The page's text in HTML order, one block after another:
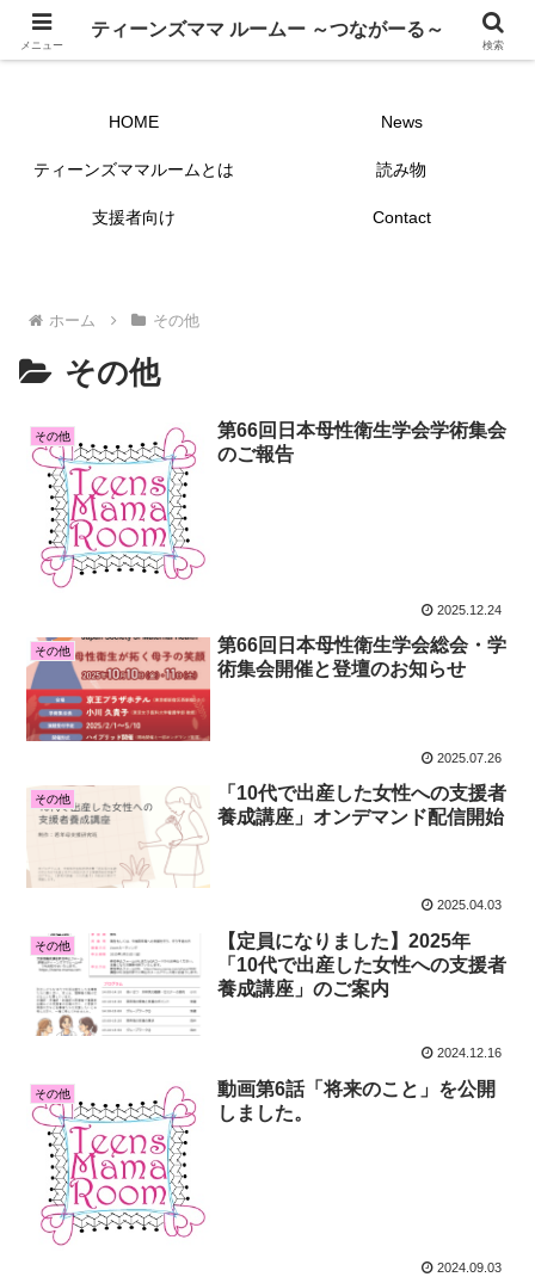
ティーンズママ ルームー ～つながーる～
HOME News
ティーンズママルームとは 読み物
支援者向け Contact
ホーム その他
その他
その他
第66回日本母性衛生学会学術集会
のご報告
2025.12.24
その他
第66回日本母性衛生学会総会・学
術集会開催と登壇のお知らせ
2025.07.26
その他
「10代で出産した女性への支援者
養成講座」オンデマンド配信開始
2025.04.03
その他
【定員になりました】2025年
「10代で出産した女性への支援者
養成講座」のご案内
2024.12.16
その他
動画第6話「将来のこと」を公開
しました。
2024.09.03
メニュー
ティーンズママ ルームー ～つながーる～
検索